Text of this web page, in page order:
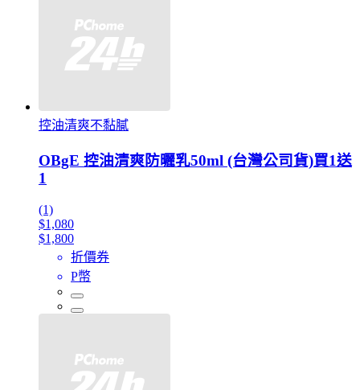
控油清爽不黏膩
OBgE 控油清爽防曬乳50ml (台灣公司貨)買1送
1
(1)
$1,080
$1,800
折價券
P幣